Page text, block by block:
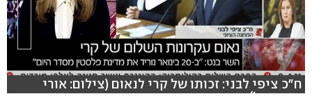
ח"כ ציפי לבני: זכותו של קרי לנאום (צילום: אורי
דוידוביץ')